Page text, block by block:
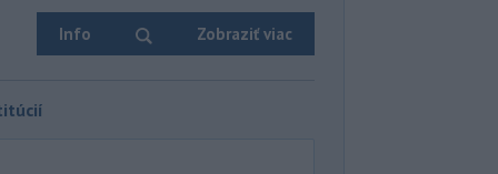
Info Zobraziť viac